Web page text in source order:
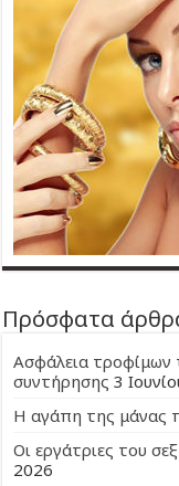
Πρόσφατα
Ασφάλεια τροφίμων
συντήρησης 3
Η αγάπη της μάνας
Οι εργάτριες του
2026